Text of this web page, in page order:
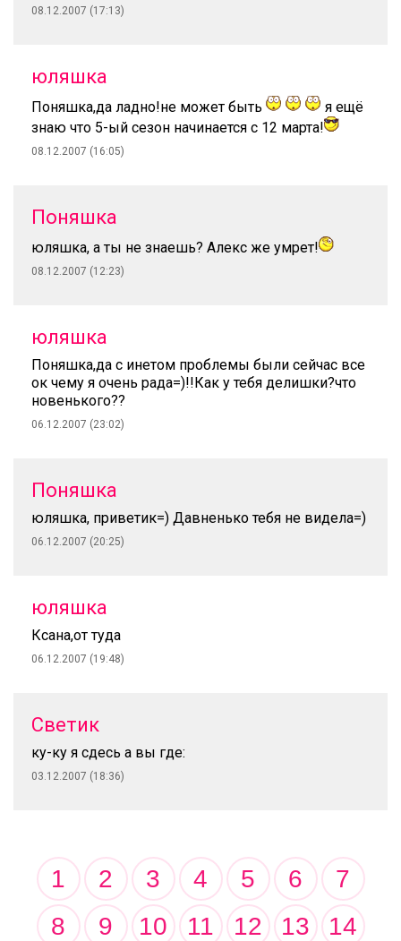
08.12.2007 (17:13)
юляшка
Поняшка,да ладно!не может быть
я ещё
знаю что 5-ый сезон начинается с 12 марта!
08.12.2007 (16:05)
Поняшка
юляшка, а ты не знаешь? Алекс же умрет!
08.12.2007 (12:23)
юляшка
Поняшка,да с инетом проблемы были сейчас все
ок чему я очень рада=)!!Как у тебя делишки?что
новенького??
06.12.2007 (23:02)
Поняшка
юляшка, приветик=) Давненько тебя не видела=)
06.12.2007 (20:25)
юляшка
Ксана,от туда
06.12.2007 (19:48)
Светик
ку-ку я сдесь а вы где:
03.12.2007 (18:36)
1 2 3 4 5 6
7
8
9 10 11 12 13
14